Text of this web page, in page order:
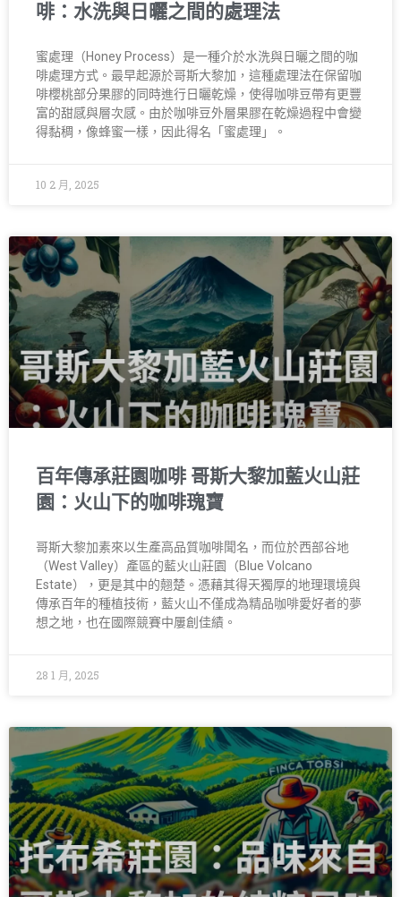
啡：水洗與日曬之間的處理法
蜜處理（Honey Process）是一種介於水洗與日曬之間的咖
啡處理方式。最早起源於哥斯大黎加，這種處理法在保留咖
啡櫻桃部分果膠的同時進行日曬乾燥，使得咖啡豆帶有更豐
富的甜感與層次感。由於咖啡豆外層果膠在乾燥過程中會變
得黏稠，像蜂蜜一樣，因此得名「蜜處理」。
10 2 月, 2025
百年傳承莊園咖啡 哥斯大黎加藍火山莊
園：火山下的咖啡瑰寶
哥斯大黎加素來以生產高品質咖啡聞名，而位於西部谷地
（West Valley）產區的藍火山莊園（Blue Volcano
Estate），更是其中的翹楚。憑藉其得天獨厚的地理環境與
傳承百年的種植技術，藍火山不僅成為精品咖啡愛好者的夢
想之地，也在國際競賽中屢創佳績。
28 1 月, 2025